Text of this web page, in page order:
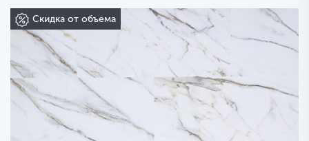
Скидка от объема